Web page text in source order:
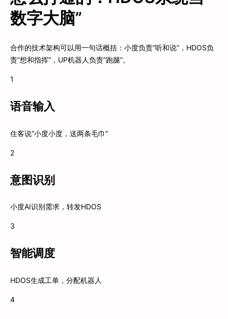
数字大脑”
合作的技术架构可以用一句话概括：小度负责”听和说”，HDOS负
责”想和指挥”，UP机器人负责”跑腿”。
1
语音输入
住客说”小度小度，送两条毛巾”
2
意图识别
小度AI识别需求，转发HDOS
3
智能调度
HDOS生成工单，分配机器人
4